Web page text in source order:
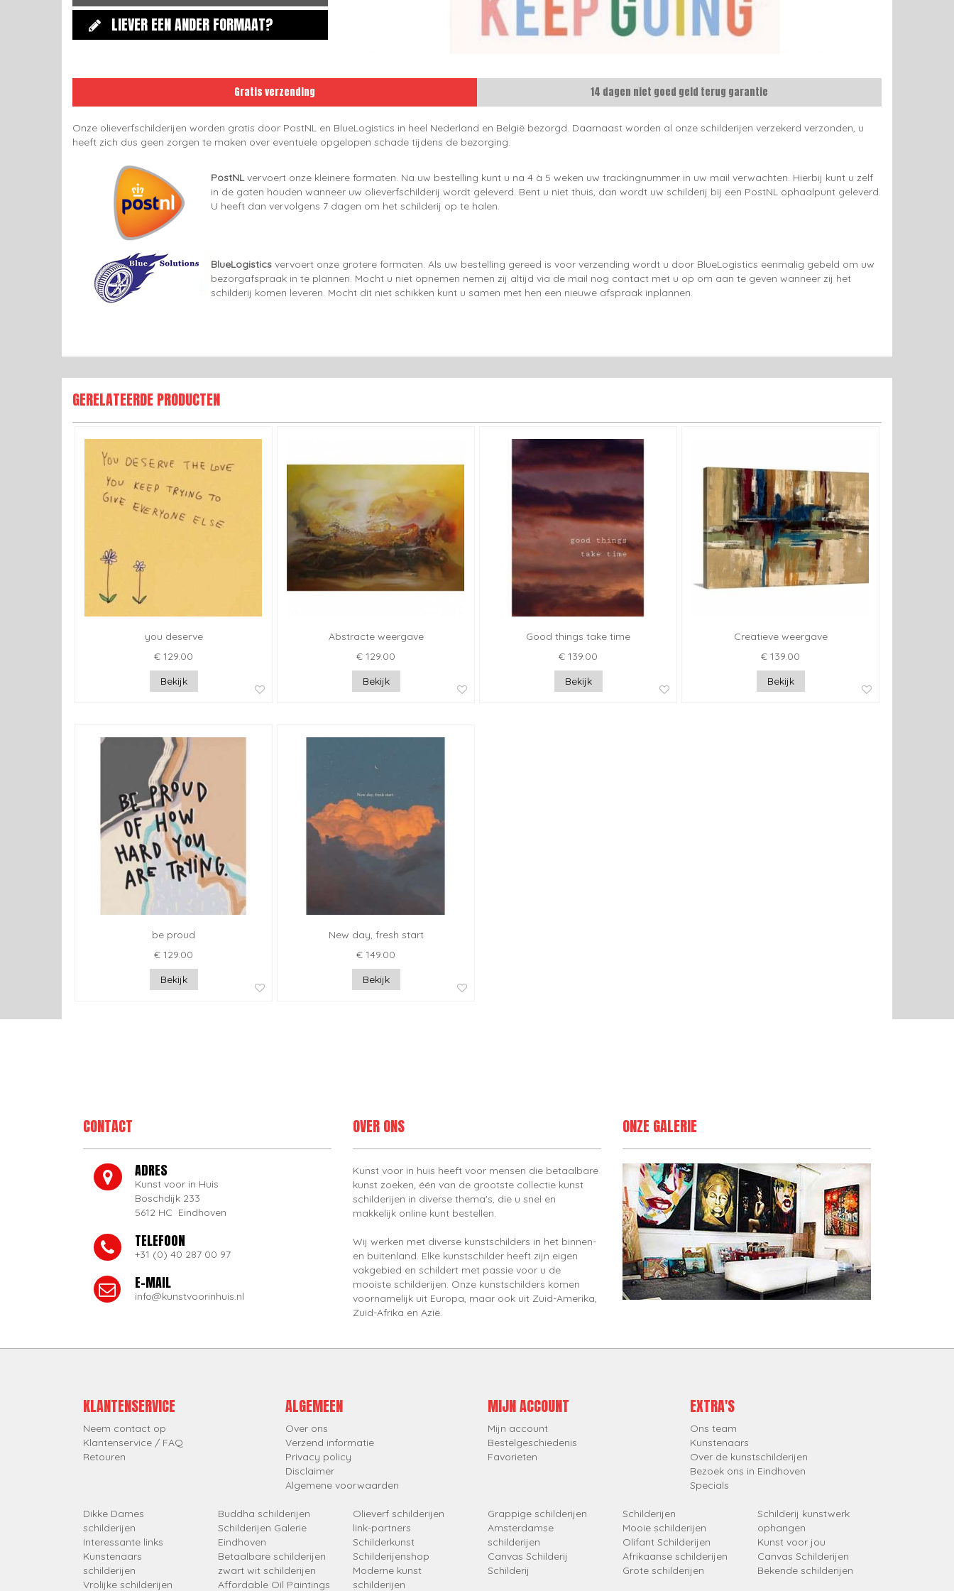
LIEVER EEN ANDER FORMAAT?
Gratis verzending 14 dagen niet goed geld terug garantie
Onze olieverfschilderijen worden gratis door PostNL en BlueLogistics in heel Nederland en België bezorgd. Daarnaast worden al onze schilderijen verzekerd verzonden, u
heeft zich dus geen zorgen te maken over eventuele opgelopen schade tijdens de bezorging.
PostNLvervoert onze kleinere formaten. Na uw bestelling kunt u na 4 à 5 weken uw trackingnummer in uw mail verwachten. Hierbij kunt u zelf
in de gaten houden wanneer uw olieverfschilderij wordt geleverd. Bent u niet thuis, dan wordt uw schilderij bij een PostNL ophaalpunt geleverd.
U heeft dan vervolgens 7 dagen om het schilderij op te halen.
BlueLogistics vervoert onze grotere formaten. Als uw bestelling gereed is voor verzending wordt u door BlueLogistics eenmalig gebeld om uw
bezorgafspraak in te plannen. Mocht u niet opnemen nemen zij altijd via de mail nog contact met u op om aan te geven wanneer zij het
schilderij komen leveren. Mocht dit niet schikken kunt u samen met hen een nieuwe afspraak inplannen.
GERELATEERDE PRODUCTEN
you deserve
€ 129.00
Bekijk
Abstracte weergave
€ 129.00
Bekijk
Good things take time
€ 139.00
Bekijk
Creatieve weergave
€ 139.00
Bekijk
be proud
€ 129.00
Bekijk
New day, fresh start
€ 149.00
Bekijk
CONTACT
ADRES
Kunst voor in Huis
Boschdijk 233
5612 HC Eindhoven
TELEFOON
+31 (0) 40 287 00 97
E-MAIL
info@kunstvoorinhuis.nl
OVER ONS
Kunst voor in huis heeft voor mensen die betaalbare
kunst zoeken, één van de grootste collectie kunst
schilderijen in diverse thema's, die u snel en
makkelijk online kunt bestellen.
Wij werken met diverse kunstschilders in het binnen-
en buitenland. Elke kunstschilder heeft zijn eigen
vakgebied en schildert met passie voor u de
mooiste schilderijen. Onze kunstschilders komen
voornamelijk uit Europa, maar ook uit Zuid-Amerika,
Zuid-Afrika en Azië.
ONZE GALERIE
KLANTENSERVICE
Neem contact op
Klantenservice / FAQ
Retouren
ALGEMEEN
Over ons
Verzend informatie
Privacy policy
Disclaimer
Algemene voorwaarden
MIJN ACCOUNT
Mijn account
Bestelgeschiedenis
Favorieten
EXTRA'S
Ons team
Kunstenaars
Over de kunstschilderijen
Bezoek ons in Eindhoven
Specials
Dikke Dames
schilderijen
Interessante links
Kunstenaars
schilderijen
Vrolijke schilderijen
Buddha schilderijen
Schilderijen Galerie
Eindhoven
Betaalbare schilderijen
zwart wit schilderijen
Affordable Oil Paintings
Olieverf schilderijen
link-partners
Schilderkunst
Schilderijenshop
Moderne kunst
schilderijen
Grappige schilderijen
Amsterdamse
schilderijen
Canvas Schilderij
Schilderij
Schilderijen
Mooie schilderijen
Olifant Schilderijen
Afrikaanse schilderijen
Grote schilderijen
Schilderij kunstwerk
ophangen
Kunst voor jou
Canvas Schilderijen
Bekende schilderijen